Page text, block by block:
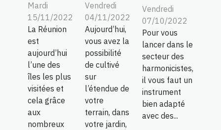
Mardi
15/11/2022
La Réunion
est
aujourd’hui
l’une des
îles les plus
visitées et
cela grâce
aux
nombreux
Vendredi
04/11/2022
Aujourd’hui,
vous avez la
possibilité
de cultivé
sur
l’étendue de
votre
terrain, dans
votre jardin,
Vendredi
07/10/2022
Pour vous
lancer dans le
secteur des
harmonicistes,
il vous faut un
instrument
bien adapté
avec des...